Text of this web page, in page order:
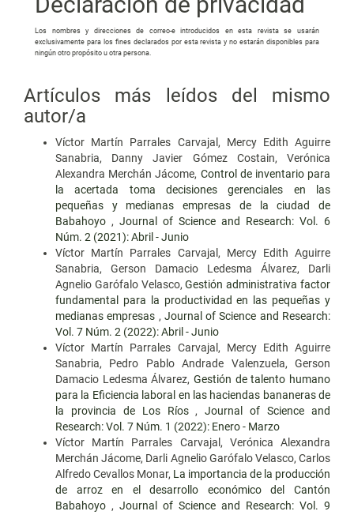
Los nombres y direcciones de correo-e introducidos en esta revista se usarán
exclusivamente para los fines declarados por esta revista y no estarán disponibles para
ningún otro propósito u otra persona.
Artículos más leídos del mismo
autor/a
Víctor Martín Parrales Carvajal, Mercy Edith Aguirre
Sanabria, Danny Javier Gómez Costain, Verónica
Alexandra Merchán Jácome, Control de inventario para
la acertada toma decisiones gerenciales en las
pequeñas y medianas empresas de la ciudad de
Babahoyo , Journal of Science and Research: Vol. 6
Núm. 2 (2021): Abril - Junio
Víctor Martín Parrales Carvajal, Mercy Edith Aguirre
Sanabria, Gerson Damacio Ledesma Álvarez, Darli
Agnelio Garófalo Velasco,Gestión administrativa factor
fundamental para la productividad en las pequeñas y
medianas empresas , Journal of Science and Research:
Vol. 7 Núm. 2 (2022): Abril - Junio
Víctor Martín Parrales Carvajal, Mercy Edith Aguirre
Sanabria, Pedro Pablo Andrade Valenzuela, Gerson
Damacio Ledesma Álvarez, Gestión de talento humano
para la Eficiencia laboral en las haciendas bananeras de
la provincia de Los Ríos ,Journal of Science and
Research: Vol. 7 Núm. 1 (2022): Enero - Marzo
Víctor Martín Parrales Carvajal, Verónica Alexandra
Merchán Jácome, Darli Agnelio Garófalo Velasco, Carlos
Alfredo Cevallos Monar, La importancia de la producción
de arroz en el desarrollo económico del Cantón
Babahoyo , Journal of Science and Research: Vol. 9